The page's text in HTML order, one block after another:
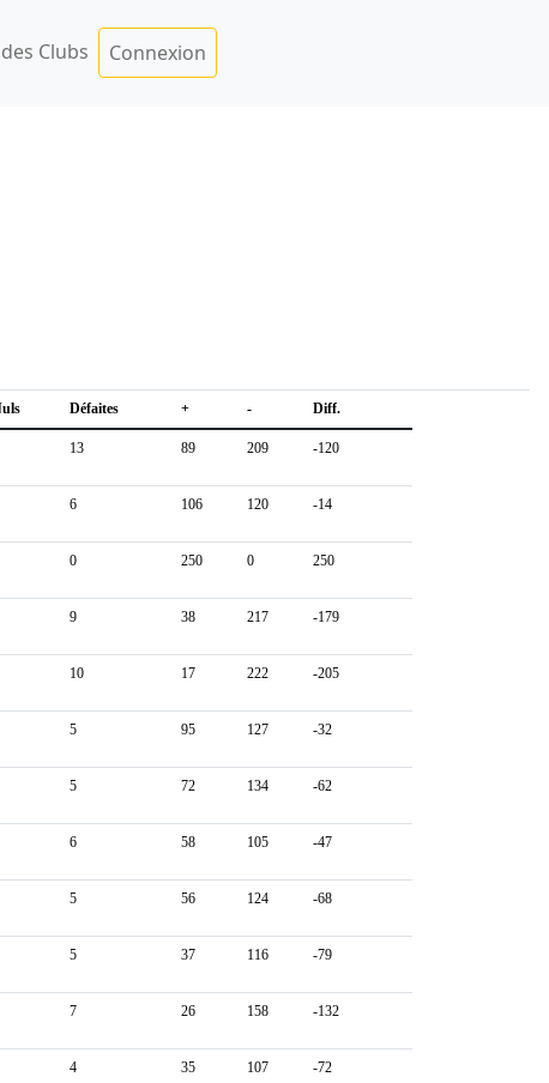
Clubs Connexion
Défaites + - Diff.
13 89 209 -120
6 106 120 -14
0 250 0 250
9 38 217 -179
10 17 222 -205
5 95 127 -32
5 72 134 -62
6 58 105 -47
5 56 124 -68
5 37 116 -79
7 26 158 -132
4 35 107 -72